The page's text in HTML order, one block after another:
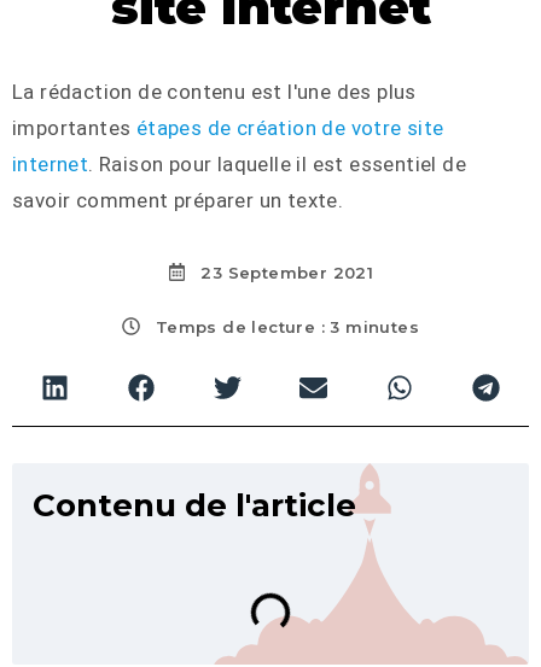
La rédaction de contenu est l'une des plus
importantes étapes de création de votre site
internet . Raison pour laquelle il est essentiel de
savoir comment préparer un texte.
23 September 2021
Temps de lecture : 3 minutes
Contenu de l'article